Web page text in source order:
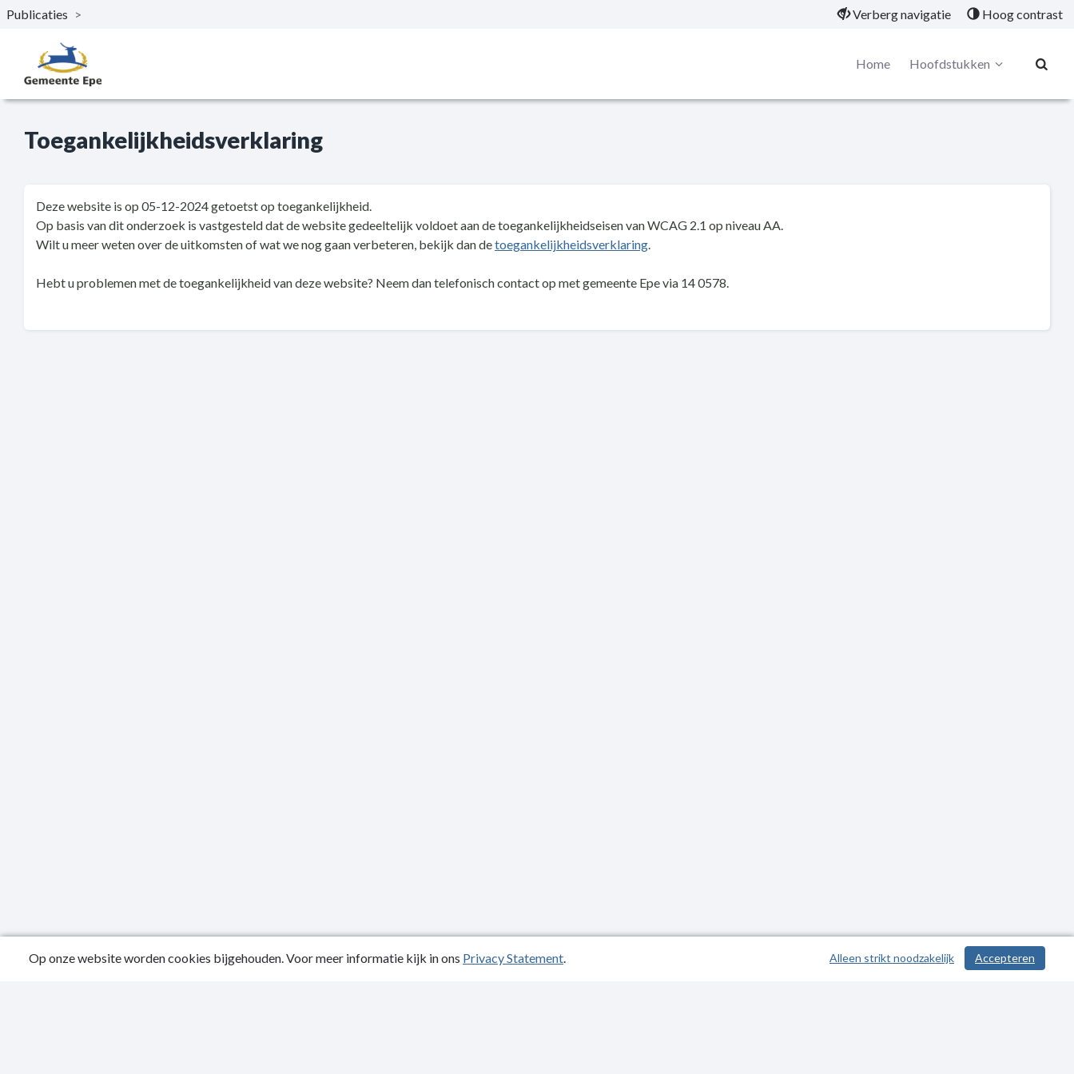
Naar hoofdinhoud
Publicaties > Verberg navigatie Hoog contrast
Home Hoofdstukken
Toegankelijkheidsverklaring
Deze website is op 05-12-2024 getoetst op toegankelijkheid.
Op basis van dit onderzoek is vastgesteld dat de website gedeeltelijk voldoet aan de toegankelijkheidseisen van WCAG 2.1 op niveau AA.
Wilt u meer weten over de uitkomsten of wat we nog gaan verbeteren, bekijk dan detoegankelijkheidsverklaring.
Hebt u problemen met de toegankelijkheid van deze website? Neem dan telefonisch contact op met gemeente Epe via 14 0578.
Publicatiedatum: 23-06-2021
Op onze website worden cookies bijgehouden. Voor meer informatie kijk in ons Privacy Statement. Accepteren
Alleen strikt noodzakelijk